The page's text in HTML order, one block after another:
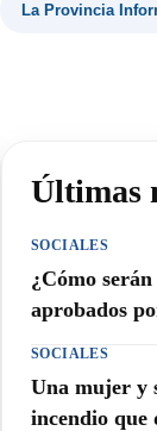
La Provincia
Últimas
SOCIALES
¿Cómo
aprobados
SOCIALES
Una mujer y
incendio que